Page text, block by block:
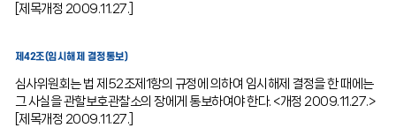
[제목개정 2009.11.27.]
제42조(임시해제 결정통보)
심사위원회는 법 제52조제1항의 규정에 의하여 임시해제 결정을 한 때에는
그 사실을 관할보호관찰소의 장에게 통보하여야 한다. <개정 2009.11.27.>
[제목개정 2009.11.27.]